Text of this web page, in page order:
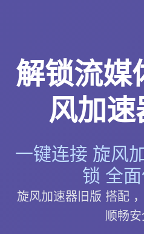
解锁流媒
风加
一键连接 旋风
锁 全面
旋风加速器旧版 搭配
顺畅安